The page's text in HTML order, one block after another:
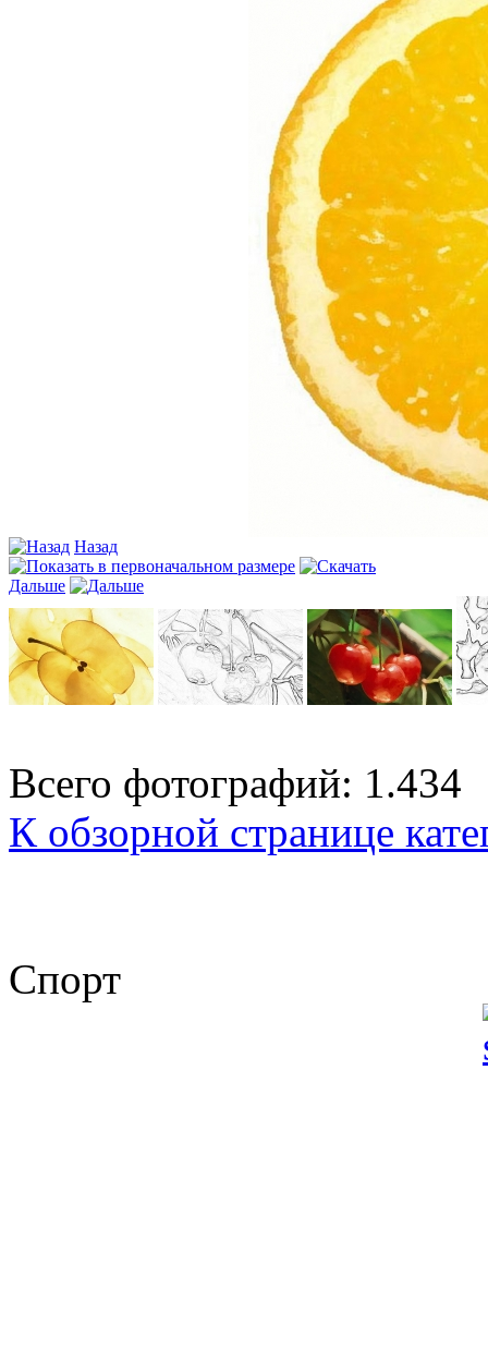
Назад
Дальше
Всего фотографий: 1.434
К обзорной странице
Спорт